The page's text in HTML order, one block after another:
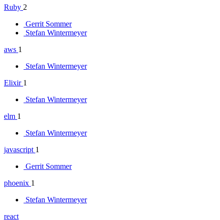
Ruby 2
Gerrit Sommer
Stefan Wintermeyer
aws 1
Stefan Wintermeyer
Elixir 1
Stefan Wintermeyer
elm 1
Stefan Wintermeyer
javascript 1
Gerrit Sommer
phoenix 1
Stefan Wintermeyer
react